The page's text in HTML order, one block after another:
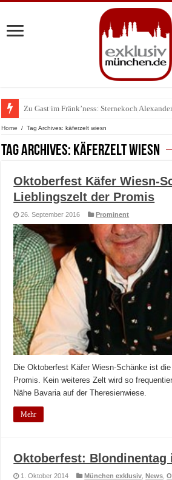
Zu Gast im Fränk’ness: Sternekoch
Warum München gerade zum Treffpunkt
Home / Tag Archives: käferzelt wiesn
Tag Archives: käferzelt wiesn
Oktoberfest Käfer Wiesn-
Lieblingszelt der Promis
26. September 2016 Prominent
Die Oktoberfest Käfer Wiesn-Schänke ist
Promis. Kein weiteres Zelt wird so
Nähe Bavaria auf der Theresienwiese.
Mehr
Oktoberfest: Blondinentag
1. Oktober 2014 München exklusiv ,News ,